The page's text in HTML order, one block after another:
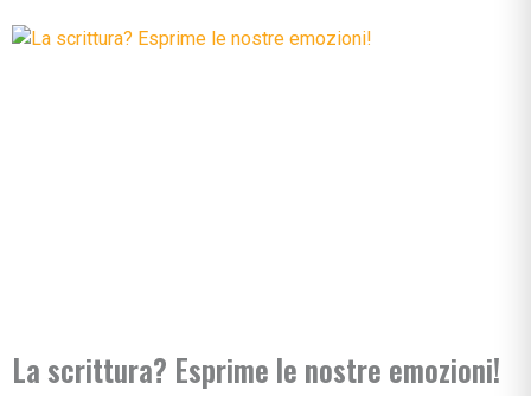
La scrittura? Esprime le nostre emozioni!